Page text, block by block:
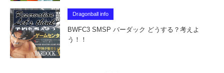
Dragonball info
BWFC3 SMSP バーダック どうする？考えよ
う！！